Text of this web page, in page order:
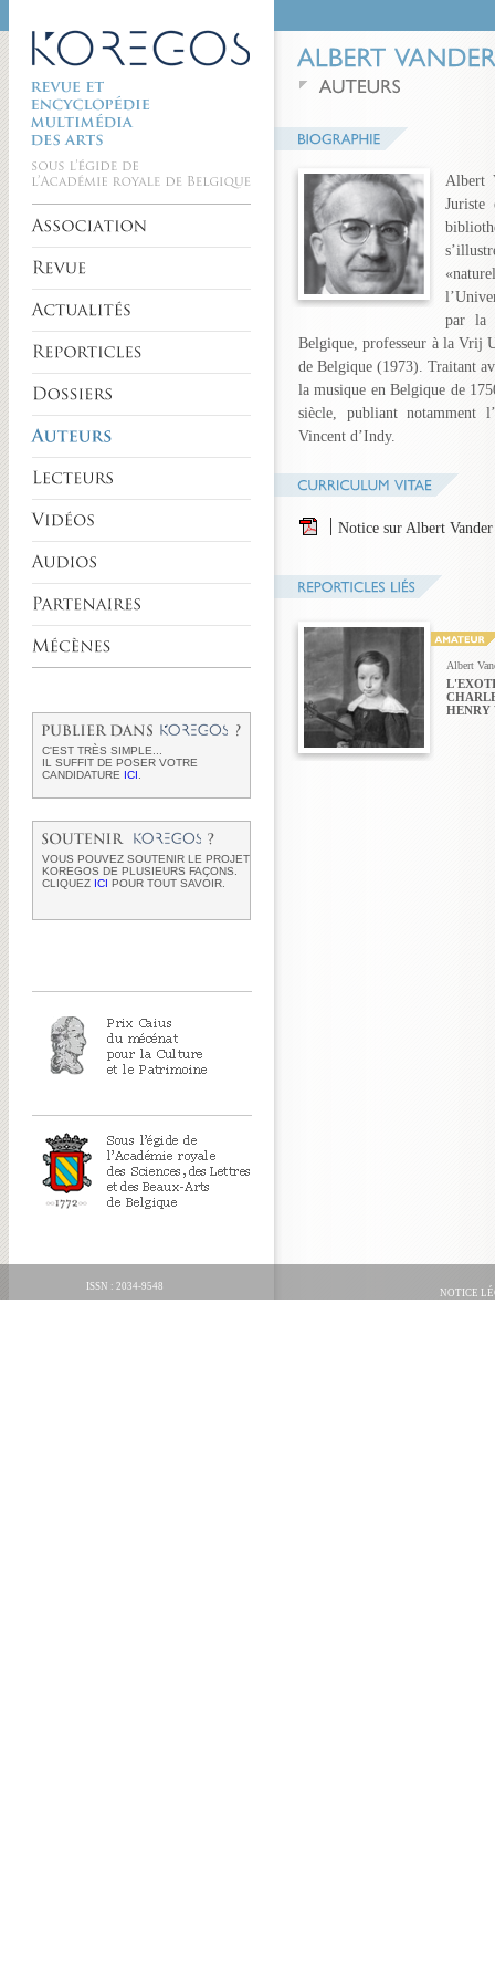
C'EST TRÈS SIMPLE...
IL SUFFIT DE POSER VOTRE
CANDIDATURE ICI
VOUS POUVEZ SOUTENIR LE PROJET
KOREGOS DE PLUSIEURS FAÇONS.
CLIQUEZ ICI POUR TOUT SAVOIR.
Albert
Juriste
par la
Belgique, professeur à la Vrij
de Belgique (1973). Traitant
la musique en Belgique de
siècle, publiant notamment
Vincent d’Indy.
Notice sur Albert
Albert
HENRY
ISSN : 2034-9548
NOTICE